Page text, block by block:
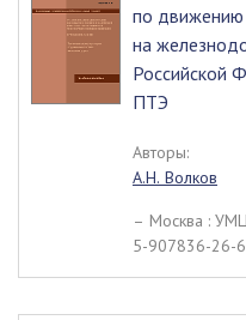
по движению
на
Российской
ПТЭ
Авторы:
А.Н. Волков
– Москва :
5-907836-26-6